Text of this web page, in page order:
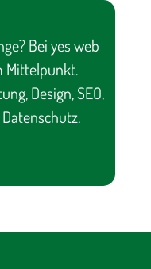
Bei yes web
Mittelpunkt.
Design, SEO,